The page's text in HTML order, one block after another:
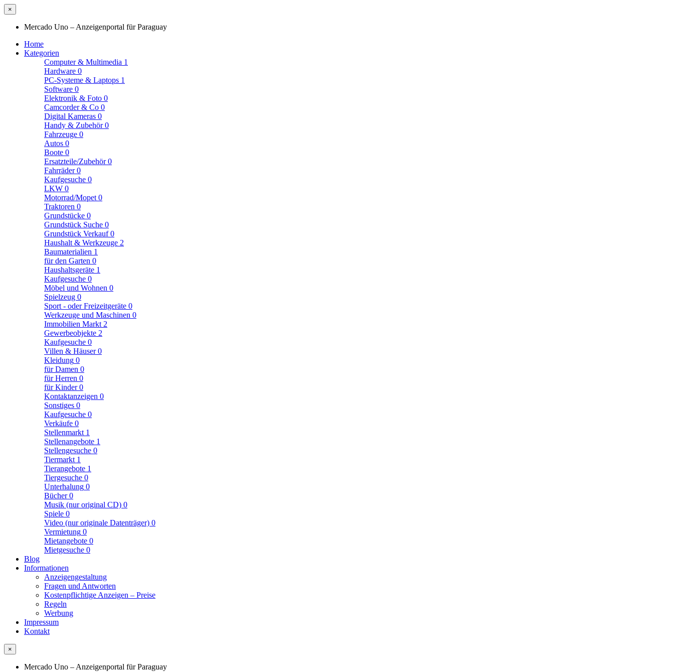
×
Mercado Uno – Anzeigenportal für Paraguay
Home
Kategorien
Computer & Multimedia 1
Hardware 0
PC-Systeme & Laptops 1
Software 0
Elektronik & Foto 0
Camcorder & Co 0
Digital Kameras 0
Handy & Zubehör0
Fahrzeuge 0
Autos 0
Boote 0
Ersatzteile/Zubehör0
Fahrräder0
Kaufgesuche 0
LKW 0
Motorrad/Mopet 0
Traktoren 0
Grundstücke 0
Grundstück Suche 0
Grundstück Verkauf0
Haushalt & Werkzeuge 2
Baumaterialien 1
für den Garten 0
Haushaltsgeräte 1
Kaufgesuche 0
Möbel und Wohnen 0
Spielzeug 0
Sport - oder Freizeitgeräte 0
Werkzeuge und Maschinen 0
Immobilien Markt 2
Gewerbeobjekte 2
Kaufgesuche 0
Villen & Häuser0
Kleidung 0
für Damen 0
für Herren 0
für Kinder0
Kontaktanzeigen 0
Sonstiges 0
Kaufgesuche 0
Verkäufe 0
Stellenmarkt 1
Stellenangebote 1
Stellengesuche 0
Tiermarkt 1
Tierangebote 1
Tiergesuche 0
Unterhalung 0
Bücher0
Musik (nur original CD) 0
Spiele 0
Video (nur originale Datenträger) 0
Vermietung 0
Mietangebote 0
Mietgesuche 0
Blog
Informationen
Anzeigengestaltung
Fragen und Antworten
Kostenpflichtige Anzeigen – Preise
Regeln
Werbung
Impressum
Kontakt
×
Mercado Uno – Anzeigenportal für Paraguay